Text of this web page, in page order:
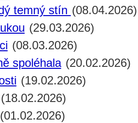
temný stín (08.04.2026)
(29.03.2026)
(08.03.2026)
spoléhala (20.02.2026)
(19.02.2026)
(18.02.2026)
(01.02.2026)